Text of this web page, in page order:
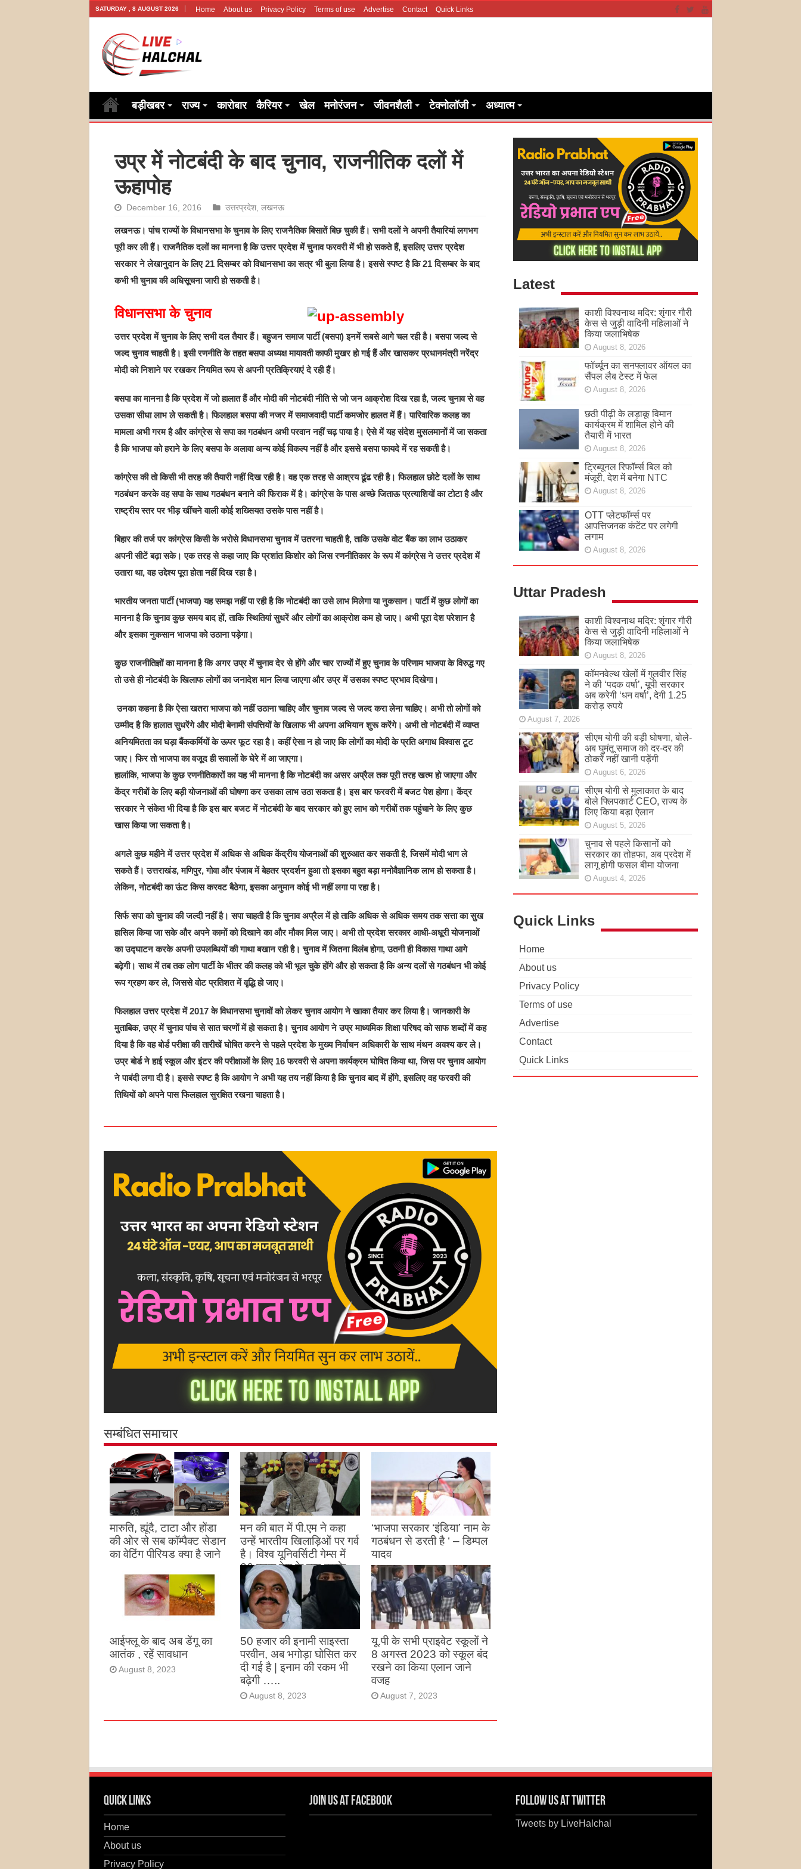
SATURDAY , 8 AUGUST 2026 Home About us Privacy Policy Terms of use Advertise Contact Quick Links
बड़ीखबर राज्य कारोबार कैरियर खेल मनोरंजन जीवनशैली टेक्नोलॉजी अध्यात्म
उप्र में नोटबंदी के बाद चुनाव, राजनीतिक दलों में
ऊहापोह
December 16, 2016 उत्तरप्रदेश, लखनऊ
लखनऊ। पांच राज्यों के विधानसभा के चुनाव के लिए राजनैतिक बिसातें बिछ चुकी हैं। सभी दलों ने अपनी तैयारियां लगभग
पूरी कर ली हैं। राजनैतिक दलों का मानना है कि उत्तर प्रदेश में चुनाव फरवरी में भी हो सकते हैं, इसलिए उत्तर प्रदेश
सरकार ने लेखानुदान के लिए 21 दिसम्बर को विधानसभा का सत्र भी बुला लिया है। इससे स्पष्ट है कि 21 दिसम्बर के बाद
कभी भी चुनाव की अधिसूचना जारी हो सकती है।
विधानसभा के चुनाव
उत्तर प्रदेश में चुनाव के लिए सभी दल तैयार हैं। बहुजन समाज पार्टी (बसपा) इनमें सबसे आगे चल रही है। बसपा जल्द से
जल्द चुनाव चाहती है। इसी रणनीति के तहत बसपा अध्यक्ष मायावती काफी मुखर हो गई हैं और खासकर प्रधानमंत्री नरेंद्र
मोदी को निशाने पर रखकर नियमित रूप से अपनी प्रतिक्रियाएं दे रही हैं।
बसपा का मानना है कि प्रदेश में जो हालात हैं और मोदी की नोटबंदी नीति से जो जन आक्रोश दिख रहा है, जल्द चुनाव से वह
उसका सीधा लाभ ले सकती है। फिलहाल बसपा की नजर में समाजवादी पार्टी कमजोर हालत में हैं। पारिवारिक कलह का
मामला अभी गरम है और कांग्रेस से सपा का गठबंधन अभी परवान नहीं चढ़ पाया है। ऐसे में यह संदेश मुसलमानों में जा सकता
है कि भाजपा को हराने के लिए बसपा के अलावा अन्य कोई विकल्प नहीं है और इससे बसपा फायदे में रह सकती है।
कांग्रेस की तो किसी भी तरह की तैयारी नहीं दिख रही है। वह एक तरह से आश्रय ढूंढ रही है। फिलहाल छोटे दलों के साथ
गठबंधन करके वह सपा के साथ गठबंधन बनाने की फिराक में है। कांग्रेस के पास अच्छे जिताऊ प्रत्याशियों का टोटा है और
राष्ट्रीय स्तर पर भीड़ खींचने वाली कोई शख्सियत उसके पास नहीं है।
बिहार की तर्ज पर कांग्रेस किसी के भरोसे विधानसभा चुनाव में उतरना चाहती है, ताकि उसके वोट बैंक का लाभ उठाकर
अपनी सीटें बढ़ा सके। एक तरह से कहा जाए कि प्रशांत किशोर को जिस रणनीतिकार के रूप में कांग्रेस ने उत्तर प्रदेश में
उतारा था, वह उद्देश्य पूरा होता नहीं दिख रहा है।
भारतीय जनता पार्टी (भाजपा) यह समझ नहीं पा रही है कि नोटबंदी का उसे लाभ मिलेगा या नुकसान। पार्टी में कुछ लोगों का
मानना है कि चुनाव कुछ समय बाद हों, ताकि स्थितियां सुधरें और लोगों का आक्रोश कम हो जाए। अभी पूरा देश परेशान है
और इसका नुकसान भाजपा को उठाना पड़ेगा।
कुछ राजनीतिज्ञों का मानना है कि अगर उप्र में चुनाव देर से होंगे और चार राज्यों में हुए चुनाव के परिणाम भाजपा के विरुद्ध गए
तो उसे ही नोटबंदी के खिलाफ लोगों का जनादेश मान लिया जाएगा और उप्र में उसका स्पष्ट प्रभाव दिखेगा।
उनका कहना है कि ऐसा खतरा भाजपा को नहीं उठाना चाहिए और चुनाव जल्द से जल्द करा लेना चाहिए। अभी तो लोगों को
उम्मीद है कि हालात सुधरेंगे और मोदी बेनामी संपत्तियों के खिलाफ भी अपना अभियान शुरू करेंगे। अभी तो नोटबंदी में व्याप्त
अनियमितता का घड़ा बैंककर्मियों के ऊपर फूट रहा है। कहीं ऐसा न हो जाए कि लोगों का मोदी के प्रति अगाध विश्वास टूट
जाए। फिर तो भाजपा का वजूद ही सवालों के घेरे में आ जाएगा।
हालांकि, भाजपा के कुछ रणनीतिकारों का यह भी मानना है कि नोटबंदी का असर अप्रैल तक पूरी तरह खत्म हो जाएगा और
केंद्र गरीबों के लिए बड़ी योजनाओं की घोषणा कर उसका लाभ उठा सकता है। इस बार फरवरी में बजट पेश होगा। केंद्र
सरकार ने संकेत भी दिया है कि इस बार बजट में नोटबंदी के बाद सरकार को हुए लाभ को गरीबों तक पहुंचाने के लिए कुछ
खास किया जा सकता है।
अगले कुछ महीने में उत्तर प्रदेश में अधिक से अधिक केंद्रीय योजनाओं की शुरुआत कर सकती है, जिसमें मोदी भाग ले
सकते हैं। उत्तराखंड, मणिपुर, गोवा और पंजाब में बेहतर प्रदर्शन हुआ तो इसका बहुत बड़ा मनोवैज्ञानिक लाभ हो सकता है।
लेकिन, नोटबंदी का ऊंट किस करवट बैठेगा, इसका अनुमान कोई भी नहीं लगा पा रहा है।
सिर्फ सपा को चुनाव की जल्दी नहीं है। सपा चाहती है कि चुनाव अप्रैल में हो ताकि अधिक से अधिक समय तक सत्ता का सुख
हासिल किया जा सके और अपने कामों को दिखाने का और मौका मिल जाए। अभी तो प्रदेश सरकार आधी-अधूरी योजनाओं
का उद्घाटन करके अपनी उपलब्धियों की गाथा बखान रही है। चुनाव में जितना विलंब होगा, उतनी ही विकास गाथा आगे
बढ़ेगी। साथ में तब तक लोग पार्टी के भीतर की कलह को भी भूल चुके होंगे और हो सकता है कि अन्य दलों से गठबंधन भी कोई
रूप ग्रहण कर ले, जिससे वोट प्रतिशत में वृद्धि हो जाए।
फिलहाल उत्तर प्रदेश में 2017 के विधानसभा चुनावों को लेकर चुनाव आयोग ने खाका तैयार कर लिया है। जानकारी के
मुताबिक, उप्र में चुनाव पांच से सात चरणों में हो सकता है। चुनाव आयोग ने उप्र माध्यमिक शिक्षा परिषद को साफ शब्दों में कह
दिया है कि वह बोर्ड परीक्षा की तारीखें घोषित करने से पहले प्रदेश के मुख्य निर्वाचन अधिकारी के साथ मंथन अवश्य कर ले।
उप्र बोर्ड ने हाई स्कूल और इंटर की परीक्षाओं के लिए 16 फरवरी से अपना कार्यक्रम घोषित किया था, जिस पर चुनाव आयोग
ने पाबंदी लगा दी है। इससे स्पष्ट है कि आयोग ने अभी यह तय नहीं किया है कि चुनाव बाद में होंगे, इसलिए वह फरवरी की
तिथियों को अपने पास फिलहाल सुरक्षित रखना चाहता है।
सम्बंधित समाचार
मारुति, ह्यूंदै, टाटा और होंडा
की ओर से सब कॉम्पैक्ट सेडान
का वेटिंग पीरियड क्या है जाने
मन की बात में पी.एम ने कहा
उन्हें भारतीय खिलाड़िओं पर गर्व
है। विश्व यूनिवर्सिटी गेम्स में
26 पदक देश के नाम करके
उन्होंने देश का नाम रोशन किया
है
August 27, 2023
‘भाजपा सरकार ‘इंडिया’ नाम के
गठबंधन से डरती है ‘ – डिम्पल
यादव
August 26, 2023
आईफ्लू के बाद अब डेंगू का
आतंक , रहें सावधान
August 8, 2023
50 हजार की इनामी साइस्ता
परवीन, अब भगोड़ा घोसित कर
दी गई है | इनाम की रकम भी
बढ़ेगी …..
August 8, 2023
यू.पी के सभी प्राइवेट स्कूलों ने
8 अगस्त 2023 को स्कूल बंद
रखने का किया एलान जाने
वजह
August 7, 2023
Latest
काशी विश्वनाथ मदिर: शृंगार गौरी
केस से जुड़ी वादिनी महिलाओं ने
किया जलाभिषेक
August 8, 2026
फॉर्च्यून का सनफ्लावर ऑयल का
सैंपल लैब टेस्ट में फेल
August 8, 2026
छठी पीढ़ी के लड़ाकू विमान
कार्यक्रम में शामिल होने की
तैयारी में भारत
August 8, 2026
ट्रिब्यूनल रिफॉर्म्स बिल को
मंजूरी, देश में बनेगा NTC
August 8, 2026
OTT प्लेटफॉर्म्स पर
आपत्तिजनक कंटेंट पर लगेगी
लगाम
August 8, 2026
Uttar Pradesh
काशी विश्वनाथ मदिर: शृंगार गौरी
केस से जुड़ी वादिनी महिलाओं ने
किया जलाभिषेक
August 8, 2026
कॉमनवेल्थ खेलों में गुलवीर सिंह
ने की ‘पदक वर्षा’, यूपी सरकार
अब करेगी ‘धन वर्षा’, देगी 1.25
करोड़ रुपये
August 7, 2026
सीएम योगी की बड़ी घोषणा, बोले-
अब घुमंतू समाज को दर-दर की
ठोकरें नहीं खानी पड़ेंगी
August 6, 2026
सीएम योगी से मुलाकात के बाद
बोले फ्लिपकार्ट CEO, राज्य के
लिए किया बड़ा ऐलान
August 5, 2026
चुनाव से पहले किसानों को
सरकार का तोहफा, अब प्रदेश में
लागू होगी फसल बीमा योजना
August 4, 2026
Quick Links
Home
About us
Privacy Policy
Terms of use
Advertise
Contact
Quick Links
Quick Links
Home
About us
Privacy Policy
Join us at Facebook Follow us at Twitter
Tweets by LiveHalchal